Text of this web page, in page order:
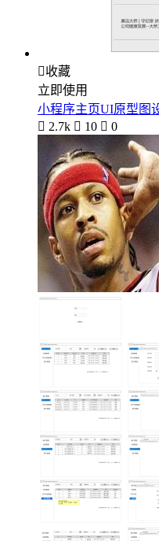
收藏
立即使用
小程序主页UI原型图
 2.7k  10  0